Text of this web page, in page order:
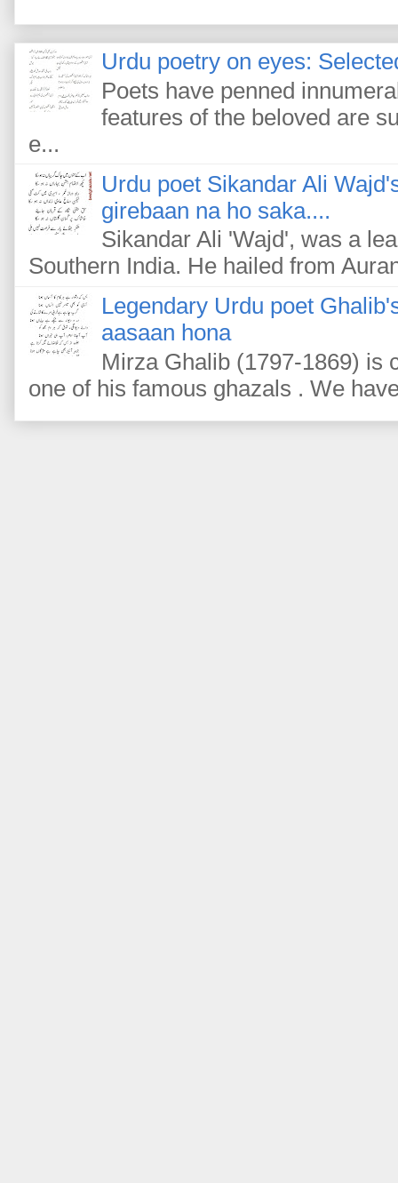
Urdu poetry on eyes:
Poets have penned
features of the beloved are
e...
Urdu poet Sikandar Ali
girebaan na ho saka....
Sikandar Ali 'Wajd', was a
Southern India. He hailed from
Legendary Urdu poet
aasaan hona
Mirza Ghalib (1797-1869) is
one of his famous ghazals . We